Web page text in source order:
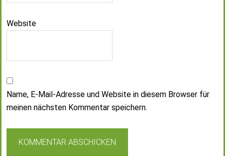
Website
Name, E-Mail-Adresse und Website in diesem Browser für
meinen nächsten Kommentar speichern.